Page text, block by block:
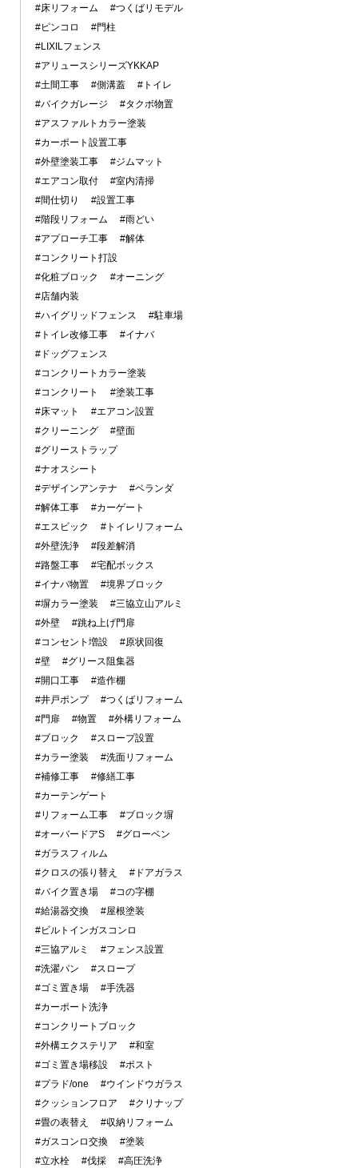
#床リフォーム
#つくばリモデル
#ピンコロ
#門柱
#LIXILフェンス
#アリュースシリーズYKKAP
#土間工事
#側溝蓋
#トイレ
#バイクガレージ
#タクボ物置
#アスファルトカラー塗装
#カーポート設置工事
#外壁塗装工事
#ジムマット
#エアコン取付
#室内清掃
#間仕切り
#設置工事
#階段リフォーム
#雨どい
#アプローチ工事
#解体
#コンクリート打設
#化粧ブロック
#オーニング
#店舗内装
#ハイグリッドフェンス
#駐車場
#トイレ改修工事
#イナバ
#ドッグフェンス
#コンクリートカラー塗装
#コンクリート
#塗装工事
#床マット
#エアコン設置
#クリーニング
#壁面
#グリーストラップ
#ナオスシート
#デザインアンテナ
#ベランダ
#解体工事
#カーゲート
#エスビック
#トイレリフォーム
#外壁洗浄
#段差解消
#路盤工事
#宅配ボックス
#イナバ物置
#境界ブロック
#塀カラー塗装
#三協立山アルミ
#外壁
#跳ね上げ門扉
#コンセント増設
#原状回復
#壁
#グリース阻集器
#開口工事
#造作棚
#井戸ポンプ
#つくばリフォーム
#門扉
#物置
#外構リフォーム
#ブロック
#スロープ設置
#カラー塗装
#洗面リフォーム
#補修工事
#修繕工事
#カーテンゲート
#リフォーム工事
#ブロック塀
#オーバードアS
#グローベン
#ガラスフィルム
#クロスの張り替え
#ドアガラス
#バイク置き場
#コの字棚
#給湯器交換
#屋根塗装
#ビルトインガスコンロ
#三協アルミ
#フェンス設置
#洗濯パン
#スロープ
#ゴミ置き場
#手洗器
#カーポート洗浄
#コンクリートブロック
#外構エクステリア
#和室
#ゴミ置き場移設
#ポスト
#プラド/one
#ウインドウガラス
#クッションフロア
#クリナップ
#畳の表替え
#収納リフォーム
#ガスコンロ交換
#塗装
#立水栓
#伐採 #高圧洗浄